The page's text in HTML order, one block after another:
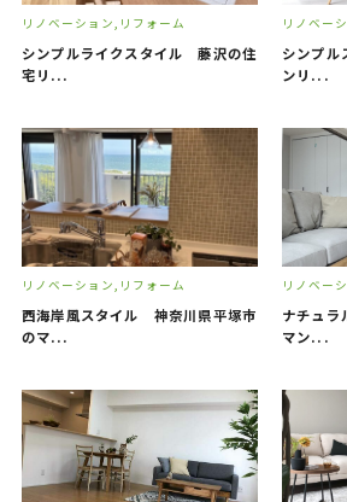
リノベーション リフォーム
シンプルライクスタイル 藤沢の住
宅リ...
リノベー
シンプ
ンリ...
リノベーション リフォーム
西海岸風スタイル 神奈川県平塚市
のマ...
リノベー
ナチュ
マン...